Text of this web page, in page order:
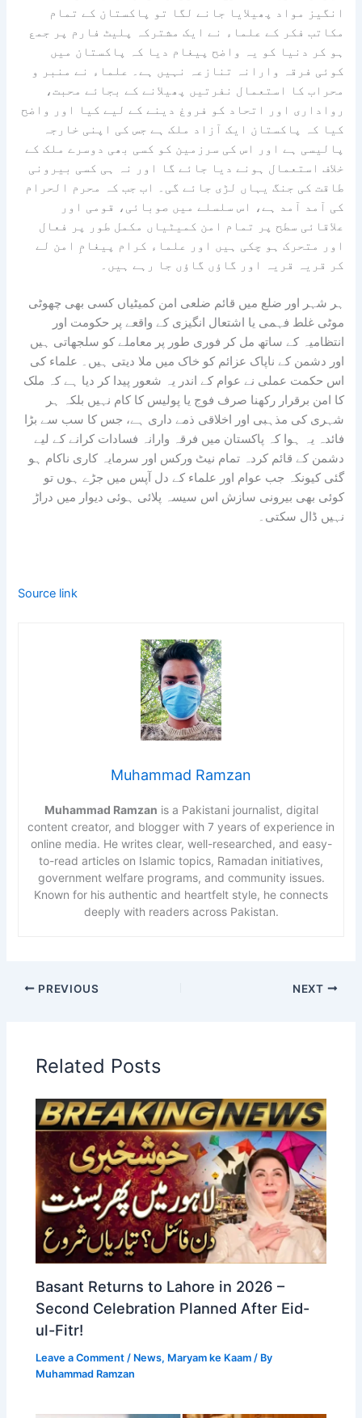
انگیز مواد پھیلایا جانے لگا تو پاکستان کے تمام
مکاتب فکر کے علماء نے ایک مشترکہ پلیٹ فارم پر جمع
ہو کر دنیا کو یہ واضح پیغام دیا کہ پاکستان میں
کوئی فرقہ وارانہ تنازعہ نہیں ہے۔ علماء نے منبر و
محراب کا استعمال نفرتیں پھیلانے کے بجائے محبت،
رواداری اور اتحاد کو فروغ دینے کے لیے کیا اور واضح
کیا کہ پاکستان ایک آزاد ملک ہے جس کی اپنی خارجہ
پالیسی ہے اور اس کی سرزمین کو کسی بھی دوسرے ملک کے
خلاف استعمال ہونے دیا جائے گا اور نہ ہی کسی بیرونی
طاقت کی جنگ یہاں لڑی جائے گی۔ اب جب کہ محرم الحرام
کی آمد آمد ہے، اس سلسلے میں صوبائی، قومی اور
علاقائی سطح پر تمام امن کمیٹیاں مکمل طور پر فعال
اور متحرک ہو چکی ہیں اور علماء کرام پیغامِ امن لے
کر قریہ قریہ اور گاؤں گاؤں جا رہے ہیں۔
ہر شہر اور ضلع میں قائم ضلعی امن کمیٹیاں کسی بھی چھوٹی
موٹی غلط فہمی یا اشتعال انگیزی کے واقعے پر حکومت اور
انتظامیہ کے ساتھ مل کر فوری طور پر معاملے کو سلجھاتی ہیں
اور دشمن کے ناپاک عزائم کو خاک میں ملا دیتی ہیں۔ علماء کی
اس حکمت عملی نے عوام کے اندر یہ شعور پیدا کر دیا ہے کہ ملک
کا امن برقرار رکھنا صرف فوج یا پولیس کا کام نہیں بلکہ ہر
شہری کی مذہبی اور اخلاقی ذمے داری ہے، جس کا سب سے بڑا
فائدہ یہ ہوا کہ پاکستان میں فرقہ وارانہ فسادات کرانے کے لیے
دشمن کے قائم کردہ تمام نیٹ ورکس اور سرمایہ کاری ناکام ہو
گئی کیونکہ جب عوام اور علماء کے دل آپس میں جڑے ہوں تو
کوئی بھی بیرونی سازش اس سیسہ پلائی ہوئی دیوار میں دراڑ
نہیں ڈال سکتی۔
Source link
Muhammad Ramzan
Muhammad Ramzan is a Pakistani journalist, digital
content creator, and blogger with 7 years of experience in
online media. He writes clear, well-researched, and easy-
to-read articles on Islamic topics, Ramadan initiatives,
government welfare programs, and community issues.
Known for his authentic and heartfelt style, he connects
deeply with readers across Pakistan.
PREVIOUS NEXT
Related Posts
Basant Returns to Lahore in 2026 –
Second Celebration Planned After Eid-
ul-Fitr!
Leave a Comment / News, Maryam ke Kaam / By
Muhammad Ramzan